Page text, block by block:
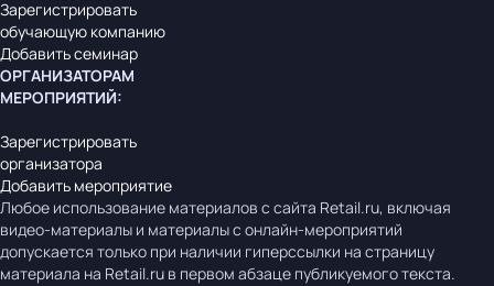
Зарегистрировать
обучающую компанию
Добавить семинар
ОРГАНИЗАТОРАМ
МЕРОПРИЯТИЙ:
Зарегистрировать
организатора
Добавить мероприятие
Любое использование материалов с сайта Retail.ru, включая
видео-материалы и материалы с онлайн-мероприятий
допускается только при наличии гиперссылки на страницу
материала на Retail.ru в первом абзаце публикуемого текста.